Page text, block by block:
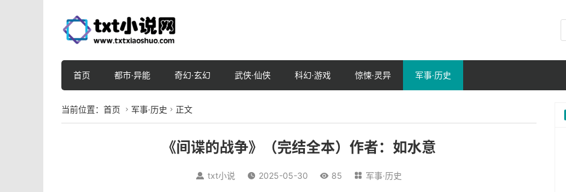
首页 都市·异能 奇幻·玄幻 武侠·仙侠 科幻·游戏 惊悚·灵异 军事·历史
当前位置： 首页  军事·历史  正文
《间谍的战争》（完结全本）作者：如水意
 txt小说  2025-05-30  85  军事·历史